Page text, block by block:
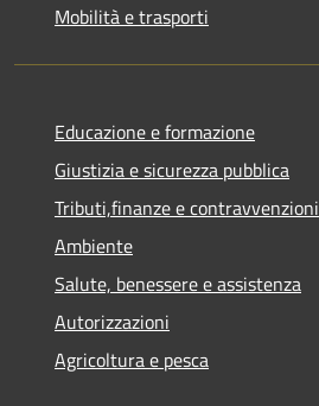
Mobilità e trasporti
Educazione e formazione
Giustizia e sicurezza pubblica
Tributi,finanze e contravvenzioni
Ambiente
Salute, benessere e assistenza
Autorizzazioni
Agricoltura e pesca